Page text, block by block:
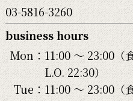
03-5816-3260
business hours
Mon：11:00 〜 23:00（
L.O. 22:30）
Tue：11:00 〜 23:00（